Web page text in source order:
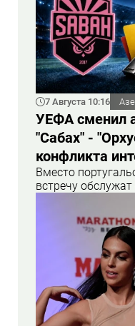
7 Августа 10:16
УЕФА сменил
"Сабах" -
конфликта
Вместо
встречу